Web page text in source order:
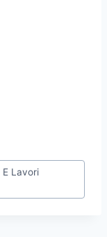
E Lavori